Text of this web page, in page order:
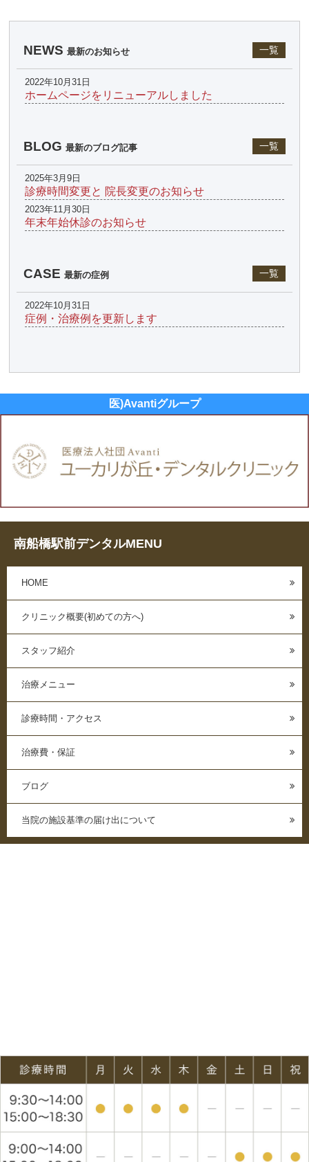
NEWS 最新のお知らせ 一覧
2022年10月31日
ホームページをリニューアルしました
BLOG 最新のブログ記事 一覧
2025年3月9日
診療時間変更と 院長変更のお知らせ
2023年11月30日
年末年始休診のお知らせ
CASE 最新の症例 一覧
2022年10月31日
症例・治療例を更新します
医)Avantiグループ
南船橋駅前デンタルMENU
HOME
クリニック概要(初めての方へ)
スタッフ紹介
治療メニュー
診療時間・アクセス
治療費・保証
ブログ
当院の施設基準の届け出について